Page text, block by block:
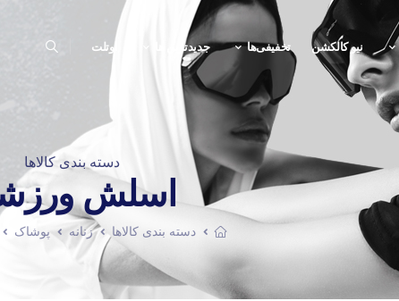
نیو کالکشن تخفیفی‌ها جدیدترین ها اوتلت
دسته بندی کالاها
اسلش
دسته بندی کالاها زنانه پوشاک